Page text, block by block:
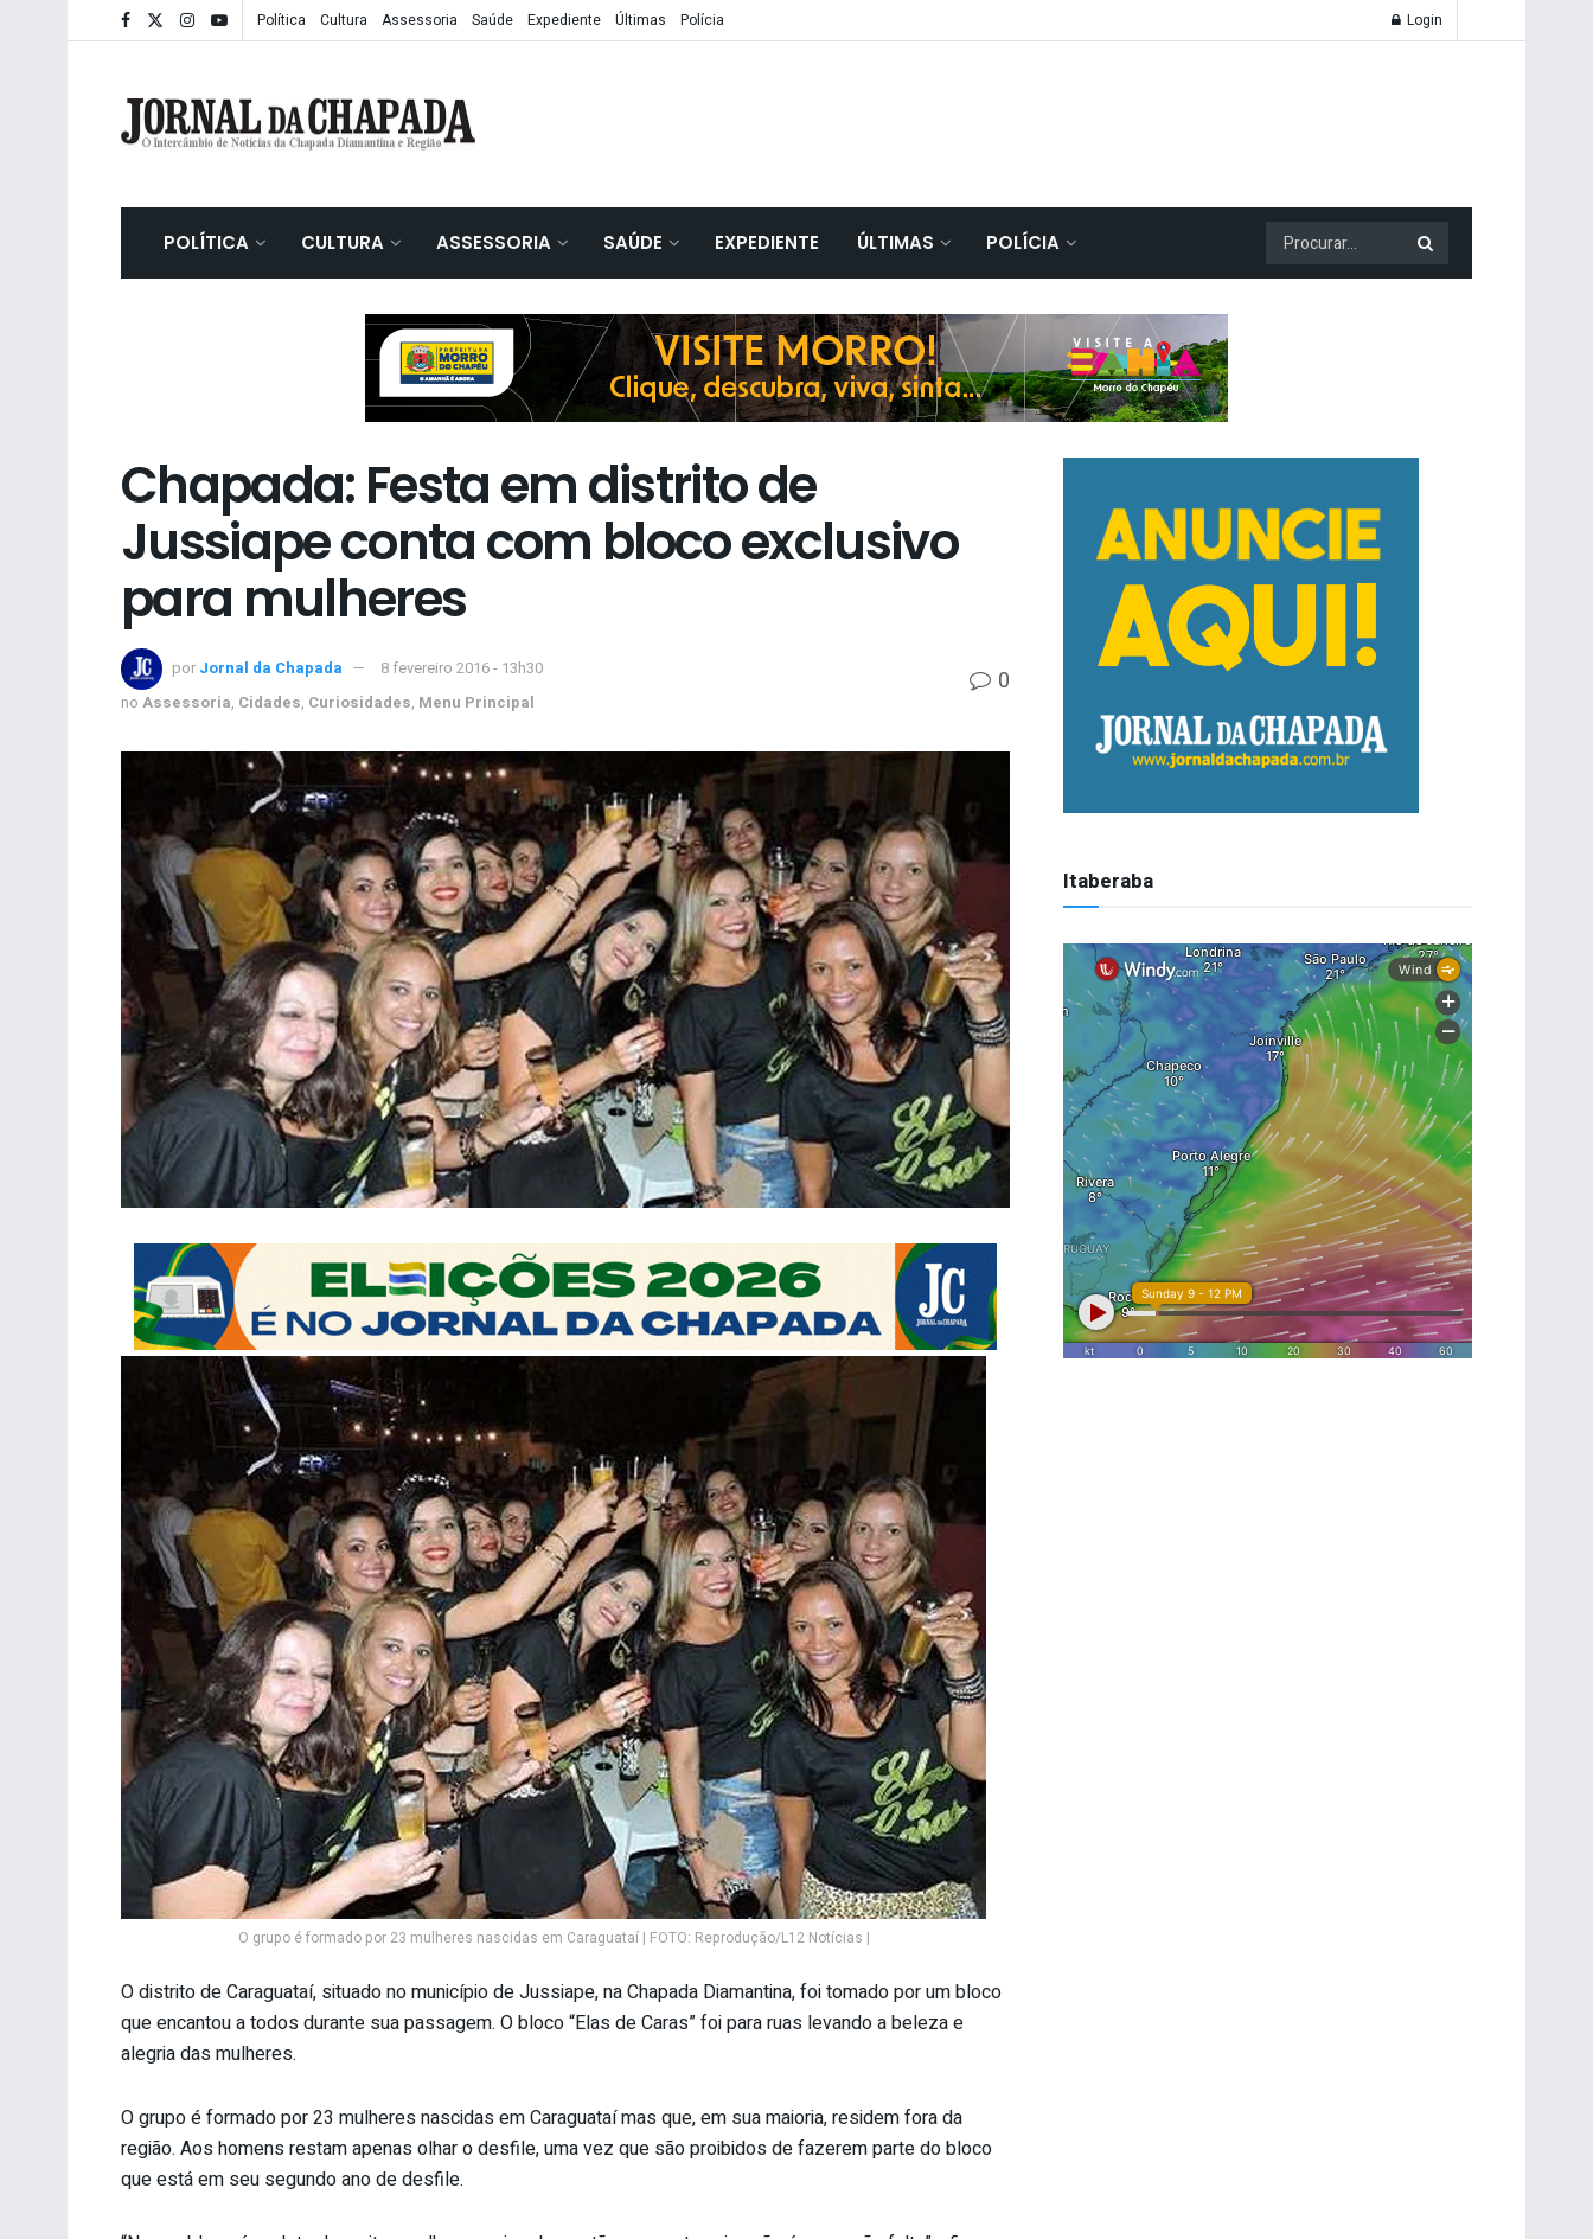
Política Cultura Assessoria Saúde Expediente Últimas Polícia Login
POLÍTICA CULTURA ASSESSORIA SAÚDE EXPEDIENTE ÚLTIMAS POLÍCIA
Chapada: Festa em distrito de
Jussiape conta com bloco exclusivo
para mulheres
por Jornal da Chapada
8 fevereiro 2016 - 13h30
no Assessoria, Cidades, Curiosidades, Menu Principal
0
O grupo é formado por 23 mulheres nascidas em Caraguataí | FOTO: Reprodução/L12 Notícias |
O distrito de Caraguataí, situado no município de Jussiape, na Chapada Diamantina, foi tomado por um bloco
que encantou a todos durante sua passagem. O bloco “Elas de Caras” foi para ruas levando a beleza e
alegria das mulheres.
O grupo é formado por 23 mulheres nascidas em Caraguataí mas que, em sua maioria, residem fora da
região. Aos homens restam apenas olhar o desfile, uma vez que são proibidos de fazerem parte do bloco
que está em seu segundo ano de desfile.
Itaberaba